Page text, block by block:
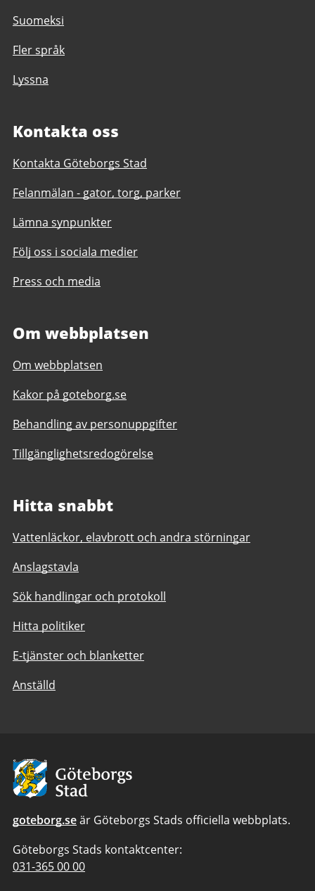
Suomeksi
Fler språk
Lyssna
Kontakta oss
Kontakta Göteborgs Stad
Felanmälan - gator, torg, parker
Lämna synpunkter
Följ oss i sociala medier
Press och media
Om webbplatsen
Om webbplatsen
Kakor på goteborg.se
Behandling av personuppgifter
Tillgänglighetsredogörelse
Hitta snabbt
Vattenläckor, elavbrott och andra störningar
Anslagstavla
Sök handlingar och protokoll
Hitta politiker
E-tjänster och blanketter
Anställd
Avsändare:
Göteborgs
Stad
goteborg.seär Göteborgs Stads officiella webbplats.
Göteborgs Stads kontaktcenter:
Telefonnummer
031-365 00 00